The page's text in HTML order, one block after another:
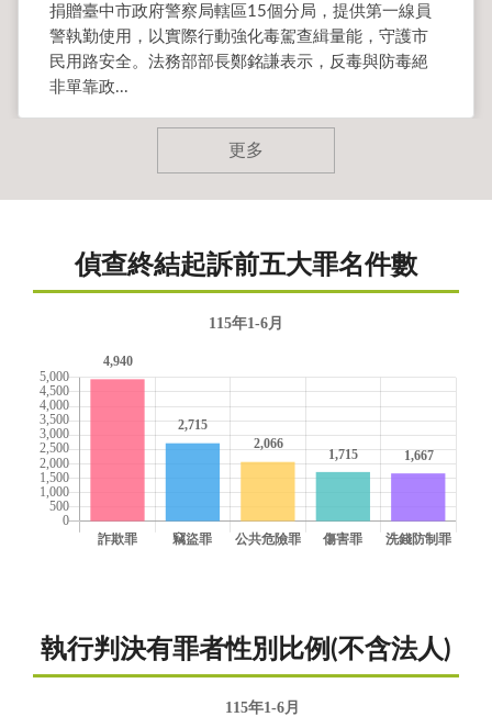
捐贈臺中市政府警察局轄區15個分局，提供第一線員
警執勤使用，以實際行動強化毒駕查緝量能，守護市
民用路安全。法務部部長鄭銘謙表示，反毒與防毒絕
非單靠政...
更多
偵查終結起訴前五大罪名件數
執行判決有罪者性別比例(不含法人)